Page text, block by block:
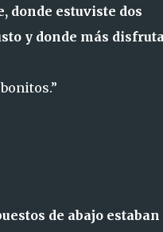
donde estuviste dos
y donde más
de abajo estaban